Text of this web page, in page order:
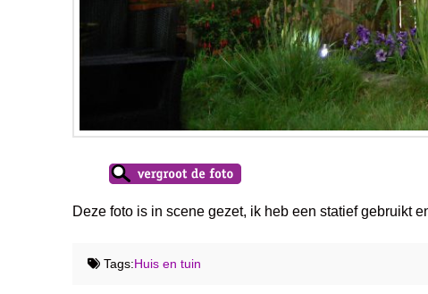
Deze foto is in scene gezet, ik heb een statief gebruikt
Tags:Huis en tuin